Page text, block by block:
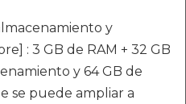
y
: 3 GB de RAM + 32 GB
y 64 GB de
se puede ampliar a